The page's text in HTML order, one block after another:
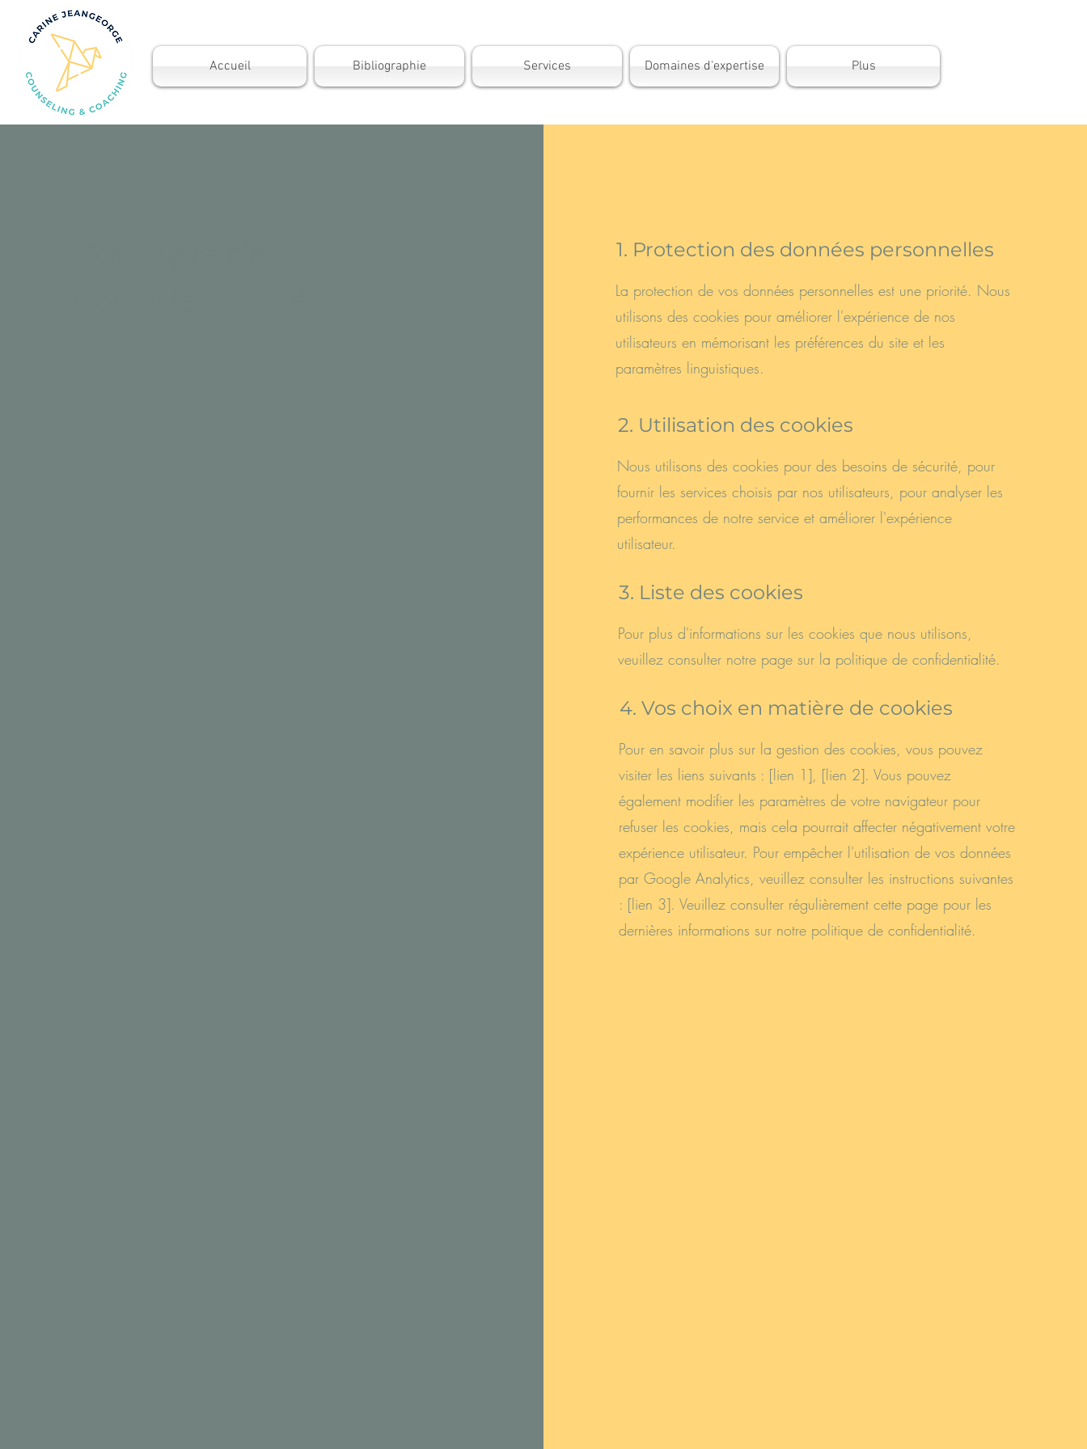
Accueil Bibliographie Services Domaines d'expertise Plus
1. Protection des données personnelles
La protection de vos données personnelles est une priorité. Nous
utilisons des cookies pour améliorer l'expérience de nos
utilisateurs en mémorisant les préférences du site et les
paramètres linguistiques.
2. Utilisation des cookies
Nous utilisons des cookies pour des besoins de sécurité, pour
fournir les services choisis par nos utilisateurs, pour analyser les
performances de notre service et améliorer l'expérience
utilisateur.
3. Liste des cookies
Pour plus d'informations sur les cookies que nous utilisons,
veuillez consulter notre page sur la politique de confidentialité.
4. Vos choix en matière de cookies
Pour en savoir plus sur la gestion des cookies, vous pouvez
visiter les liens suivants : [lien 1], [lien 2]. Vous pouvez
également modifier les paramètres de votre navigateur pour
refuser les cookies, mais cela pourrait affecter négativement votre
expérience utilisateur. Pour empêcher l'utilisation de vos données
par Google Analytics, veuillez consulter les instructions suivantes
: [lien 3]. Veuillez consulter régulièrement cette page pour les
dernières informations sur notre politique de confidentialité.